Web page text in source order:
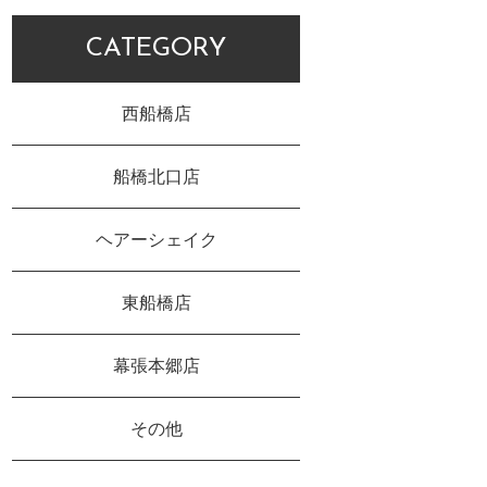
CATEGORY
西船橋店
船橋北口店
ヘアーシェイク
東船橋店
幕張本郷店
その他